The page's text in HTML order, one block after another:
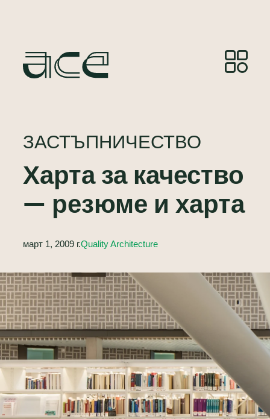
ЗАСТЪПНИЧЕСТВО
Харта за качество
— резюме и харта
март 1, 2009 г.Quality Architecture